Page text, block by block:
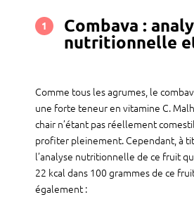
1 Combava :
nutritionnelle
Comme tous les agrumes, le
une forte teneur en vitamine C.
chair n’étant pas réellement
profiter pleinement. Cependant, à
l’analyse nutritionnelle de ce fruit
22 kcal dans 100 grammes de ce
également :